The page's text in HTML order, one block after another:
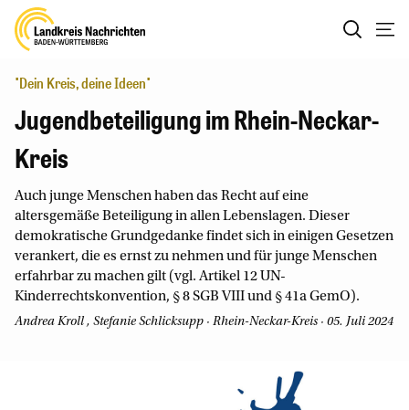
"Dein Kreis, deine Ideen"
Jugendbeteiligung im Rhein-Neckar-
Kreis
Auch junge Menschen haben das Recht auf eine
altersgemäße Beteiligung in allen Lebenslagen. Dieser
demokratische Grundgedanke findet sich in einigen Gesetzen
verankert, die es ernst zu nehmen und für junge Menschen
erfahrbar zu machen gilt (vgl. Artikel 12 UN-
Kinderrechtskonvention, § 8 SGB VIII und § 41a GemO).
Andrea Kroll , Stefanie Schlicksupp · Rhein-Neckar-Kreis · 05. Juli 2024